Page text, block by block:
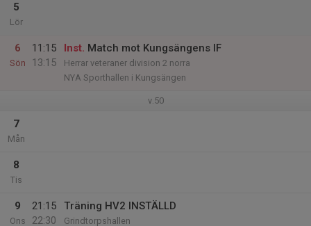
5
Lör
6
Sön
11:15
13:15
Inst. Match mot Kungsängens IF
Herrar veteraner division 2 norra
NYA Sporthallen i Kungsängen
v.50
7
Mån
8
Tis
9
Ons
21:15
22:30
Träning HV2 INSTÄLLD
Grindtorpshallen